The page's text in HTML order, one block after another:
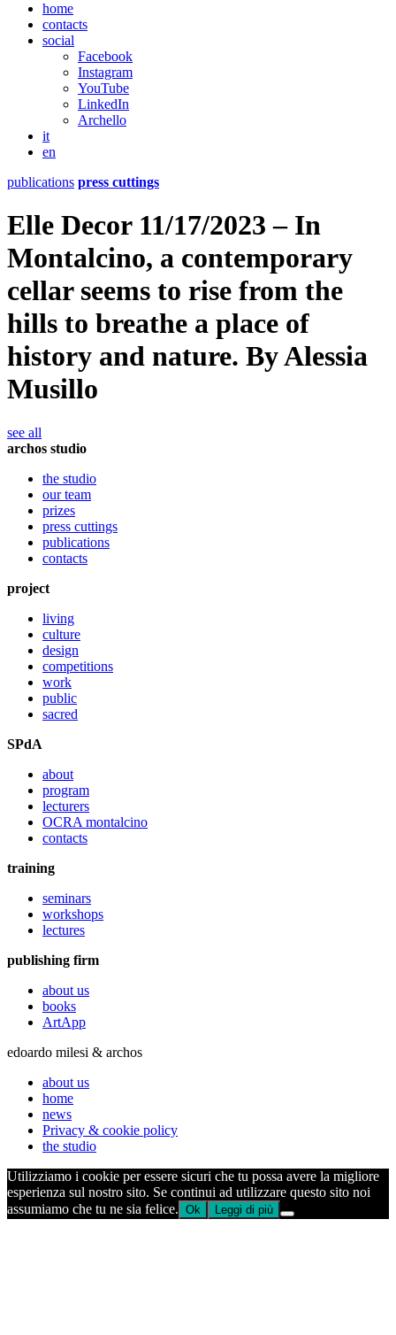
home
contacts
social
Facebook
Instagram
YouTube
LinkedIn
Archello
it
en
publications press cuttings
Elle Decor 11/17/2023 – In
Montalcino, a contemporary
cellar seems to rise from the
hills to breathe a place of
history and nature. By Alessia
Musillo
see all
archos studio
the studio
our team
prizes
press cuttings
publications
contacts
project
living
culture
design
competitions
work
public
sacred
SPdA
about
program
lecturers
OCRA montalcino
contacts
training
seminars
workshops
lectures
publishing firm
about us
books
ArtApp
edoardo milesi & archos
about us
home
news
Privacy & cookie policy
the studio
Utilizziamo i cookie per essere sicuri che tu possa avere la migliore
esperienza sul nostro sito. Se continui ad utilizzare questo sito noi
assumiamo che tu ne sia felice. Ok Leggi di più